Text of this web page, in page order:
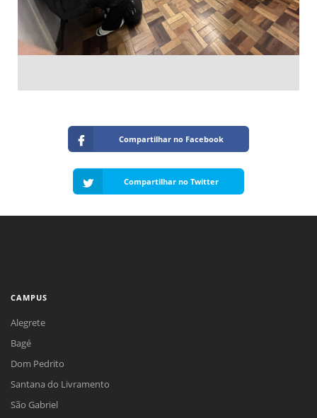
Compartilhar no Facebook
Compartilhar no Twitter
CAMPUS
Alegrete
Bagé
Dom Pedrito
Santana do Livramento
São Gabriel